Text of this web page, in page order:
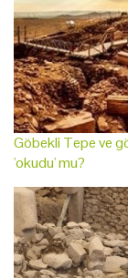
Göbekli Tepe ve
'okudu' mu?